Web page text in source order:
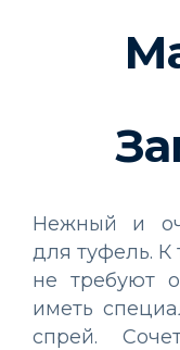
Нежный и
для туфель.
не требуют
иметь
спрей.